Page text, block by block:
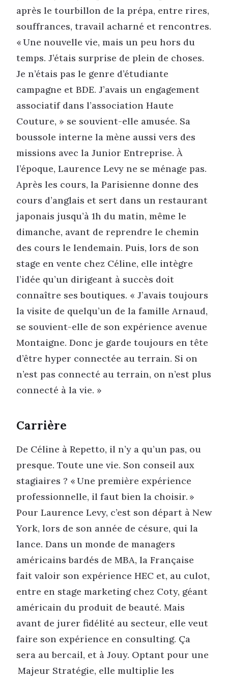
après le tourbillon de la prépa, entre rires,
souffrances, travail acharné et rencontres.
« Une nouvelle vie, mais un peu hors du
temps. J’étais surprise de plein de choses.
Je n’étais pas le genre d’étudiante
campagne et BDE. J’avais un engagement
associatif dans l’association Haute
Couture, » se souvient-elle amusée. Sa
boussole interne la mène aussi vers des
missions avec la Junior Entreprise. À
l’époque, Laurence Levy ne se ménage pas.
Après les cours, la Parisienne donne des
cours d’anglais et sert dans un restaurant
japonais jusqu’à 1h du matin, même le
dimanche, avant de reprendre le chemin
des cours le lendemain. Puis, lors de son
stage en vente chez Céline, elle intègre
l’idée qu’un dirigeant à succès doit
connaître ses boutiques. « J’avais toujours
la visite de quelqu’un de la famille Arnaud,
se souvient-elle de son expérience avenue
Montaigne. Donc je garde toujours en tête
d’être hyper connectée au terrain. Si on
n’est pas connecté au terrain, on n’est plus
connecté à la vie. »
Carrière
De Céline à Repetto, il n’y a qu’un pas, ou
presque. Toute une vie. Son conseil aux
stagiaires ? « Une première expérience
professionnelle, il faut bien la choisir. »
Pour Laurence Levy, c’est son départ à New
York, lors de son année de césure, qui la
lance. Dans un monde de managers
américains bardés de MBA, la Française
fait valoir son expérience HEC et, au culot,
entre en stage marketing chez Coty, géant
américain du produit de beauté. Mais
avant de jurer fidélité au secteur, elle veut
faire son expérience en consulting. Ça
sera au bercail, et à Jouy. Optant pour une
Majeur Stratégie, elle multiplie les